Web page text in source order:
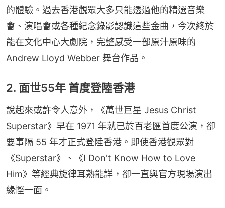
的體驗。過去香港觀眾大多只能透過他的精選音樂
會、演唱會或各種紀念錄影認識這些金曲，今次終於
能在文化中心大劇院，完整感受一部原汁原味的
Andrew Lloyd Webber 舞台作品。
2. 面世55年 首度登陸香港
說起來或許令人意外，《萬世巨星 Jesus Christ
Superstar》早在 1971 年就已於百老匯首度公演，卻
要事隔 55 年才正式登陸香港。即使香港觀眾對
《Superstar》、《I Don't Know How to Love
Him》等經典旋律耳熟能詳，卻一直與官方現場演出
緣慳一面。